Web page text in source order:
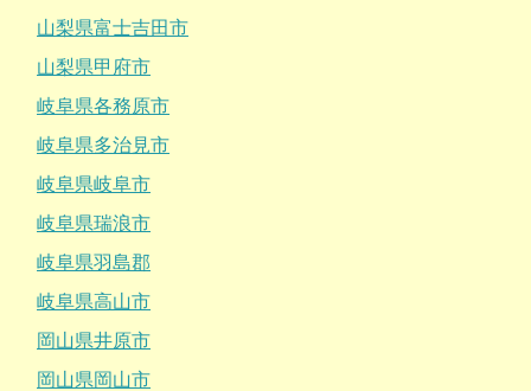
山梨県富士吉田市
山梨県甲府市
岐阜県各務原市
岐阜県多治見市
岐阜県岐阜市
岐阜県瑞浪市
岐阜県羽島郡
岐阜県高山市
岡山県井原市
岡山県岡山市